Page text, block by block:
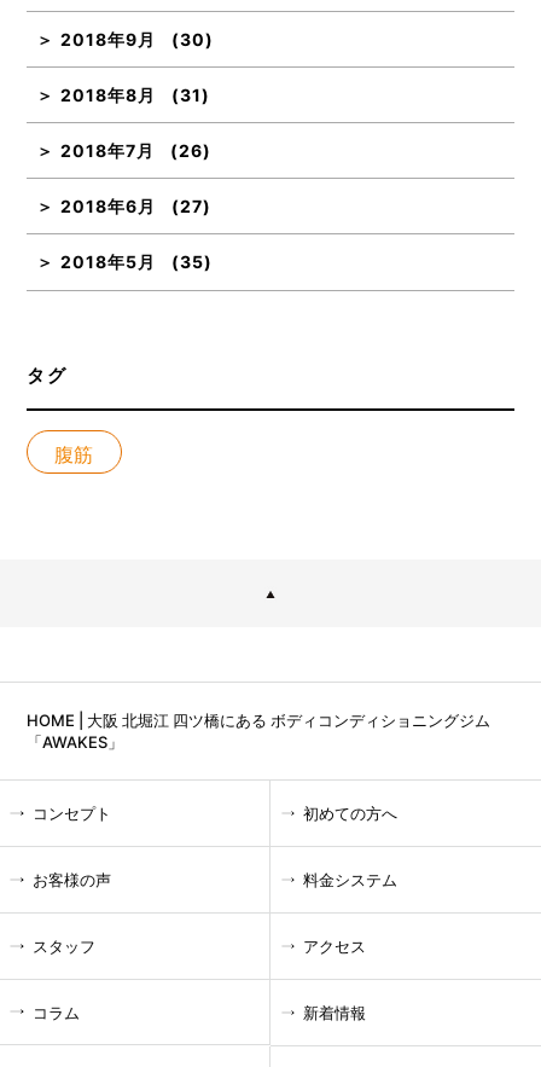
2018年9月 (30)
2018年8月 (31)
2018年7月 (26)
2018年6月 (27)
2018年5月 (35)
タグ
腹筋
HOME | 大阪 北堀江 四ツ橋にある ボディコンディショニングジム
「AWAKES」
コンセプト 初めての方へ
お客様の声 料金システム
スタッフ アクセス
コラム 新着情報